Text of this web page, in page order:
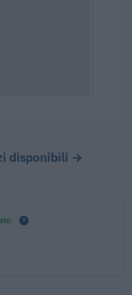
disponibili →